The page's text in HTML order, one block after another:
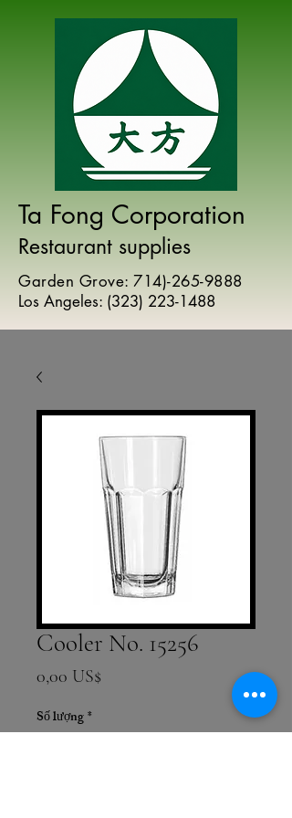
Ta Fong Corporation
Restaurant supplies
Garden Grove:714)-265-9888
Los Angeles: (323) 223-1488
Cooler No. 15256
0,00 US$
Số lượng*